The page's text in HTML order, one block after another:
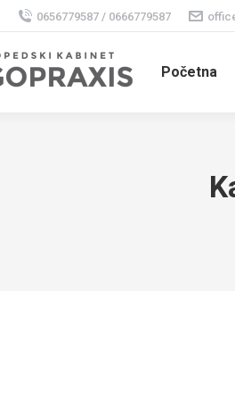
0656779587 / 0666779587
Početna